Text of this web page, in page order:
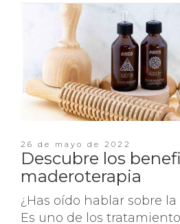
26 de mayo de 2022
Descubre los
maderoterapia
¿Has oído hablar sobre
Es uno de los